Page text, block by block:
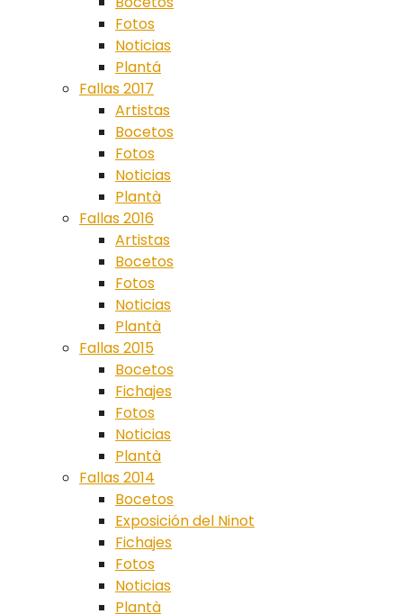
Fotos
Noticias
Plantá
Fallas 2017
Artistas
Bocetos
Fotos
Noticias
Plantà
Fallas 2016
Artistas
Bocetos
Fotos
Noticias
Plantà
Fallas 2015
Bocetos
Fichajes
Fotos
Noticias
Plantà
Fallas 2014
Bocetos
Exposición del Ninot
Fichajes
Fotos
Noticias
Plantà